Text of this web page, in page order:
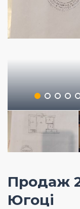
Продаж
Югоці